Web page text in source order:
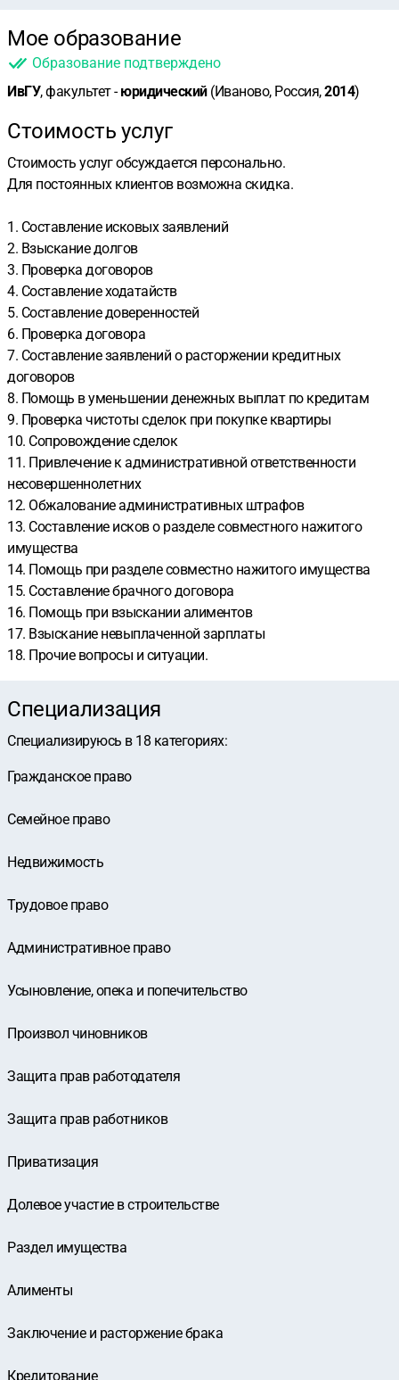
Мое образование
Образование подтверждено
ИвГУ, факультет -юридический(Иваново, Россия,2014)
Стоимость услуг
Стоимость услуг обсуждается персонально.
Для постоянных клиентов возможна скидка.
1. Составление исковых заявлений
2. Взыскание долгов
3. Проверка договоров
4. Составление ходатайств
5. Составление доверенностей
6. Проверка договора
7. Составление заявлений о расторжении кредитных
договоров
8. Помощь в уменьшении денежных выплат по кредитам
9. Проверка чистоты сделок при покупке квартиры
10. Сопровождение сделок
11. Привлечение к административной ответственности
несовершеннолетних
12. Обжалование административных штрафов
13. Составление исков о разделе совместного нажитого
имущества
14. Помощь при разделе совместно нажитого имущества
15. Составление брачного договора
16. Помощь при взыскании алиментов
17. Взыскание невыплаченной зарплаты
18. Прочие вопросы и ситуации.
Специализация
Специализируюсь в 18 категориях:
Гражданское право
Семейное право
Недвижимость
Трудовое право
Административное право
Усыновление, опека и попечительство
Произвол чиновников
Защита прав работодателя
Защита прав работников
Приватизация
Долевое участие в строительстве
Раздел имущества
Алименты
Заключение и расторжение брака
Кредитование